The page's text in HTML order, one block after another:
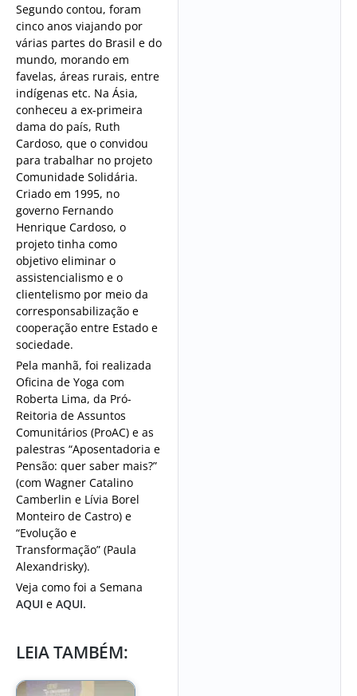
Segundo contou, foram
cinco anos viajando por
várias partes do Brasil e do
mundo, morando em
favelas, áreas rurais, entre
indígenas etc. Na Ásia,
conheceu a ex-primeira
dama do país, Ruth
Cardoso, que o convidou
para trabalhar no projeto
Comunidade Solidária.
Criado em 1995, no
governo Fernando
Henrique Cardoso, o
projeto tinha como
objetivo eliminar o
assistencialismo e o
clientelismo por meio da
corresponsabilização e
cooperação entre Estado e
sociedade.
Pela manhã, foi realizada
Oficina de Yoga com
Roberta Lima, da Pró-
Reitoria de Assuntos
Comunitários (ProAC) e as
palestras “Aposentadoria e
Pensão: quer saber mais?”
(com Wagner Catalino
Camberlin e Lívia Borel
Monteiro de Castro) e
“Evolução e
Transformação” (Paula
Alexandrisky).
Veja como foi a Semana
AQUI e AQUI.
LEIA TAMBÉM: